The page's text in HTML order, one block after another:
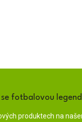
fotbalovou
produktech na